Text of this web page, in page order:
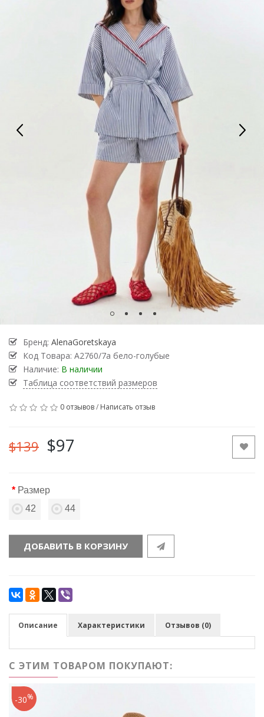
Бренд: AlenaGoretskaya
Код Товара: А2760/7а бело-голубые
Наличие: В наличии
Таблица соответствий размеров
0 отзывов/ Написать отзыв
$139 $97
Размер
42
44
ДОБАВИТЬ В КОРЗИНУ
Описание Характеристики Отзывов (0)
С ЭТИМ ТОВАРОМ ПОКУПАЮТ:
-30%